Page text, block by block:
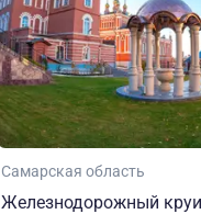
Самарская область
Железнодорожный